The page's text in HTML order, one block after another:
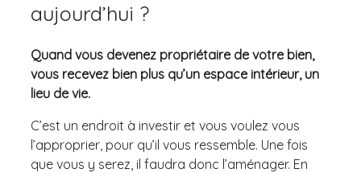
aujourd’hui ?
Quand vous devenez propriétaire de votre bien,
vous recevez bien plus qu’un espace intérieur, un
lieu de vie.
C’est un endroit à investir et vous voulez vous
l’approprier, pour qu’il vous ressemble. Une fois
que vous y serez, il faudra donc l’aménager. En